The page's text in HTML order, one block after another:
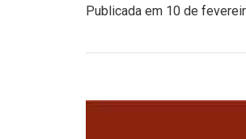
Publicada em 10 de